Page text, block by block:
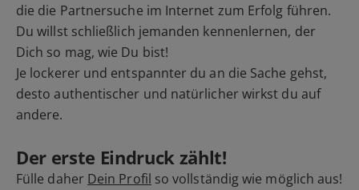
die die Partnersuche im Internet zum Erfolg führen.
Du willst schließlich jemanden kennenlernen, der
Dich so mag, wie Du bist!
Je lockerer und entspannter du an die Sache gehst,
desto authentischer und natürlicher wirkst du auf
andere.
Der erste Eindruck zählt!
Fülle daher Dein Profil so vollständig wie möglich aus!